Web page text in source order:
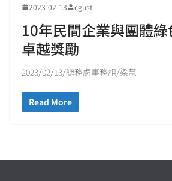
2023-02-13 cgust
10年民間企業與團體
卓越獎勵
2023/02/13/總務處事務組/梁慧
Read More